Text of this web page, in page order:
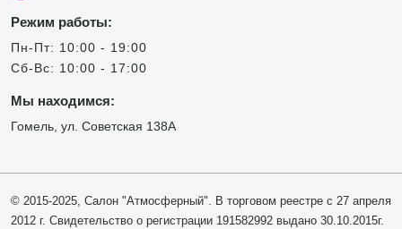
Режим работы:
Пн-Пт: 10:00 - 19:00
Сб-Вс: 10:00 - 17:00
Мы находимся:
Гомель, ул. Советская 138А
© 2015-2025, Салон "Атмосферный". В торговом реестре с 27 апреля
2012 г. Свидетельство о регистрации 191582992 выдано 30.10.2015г.